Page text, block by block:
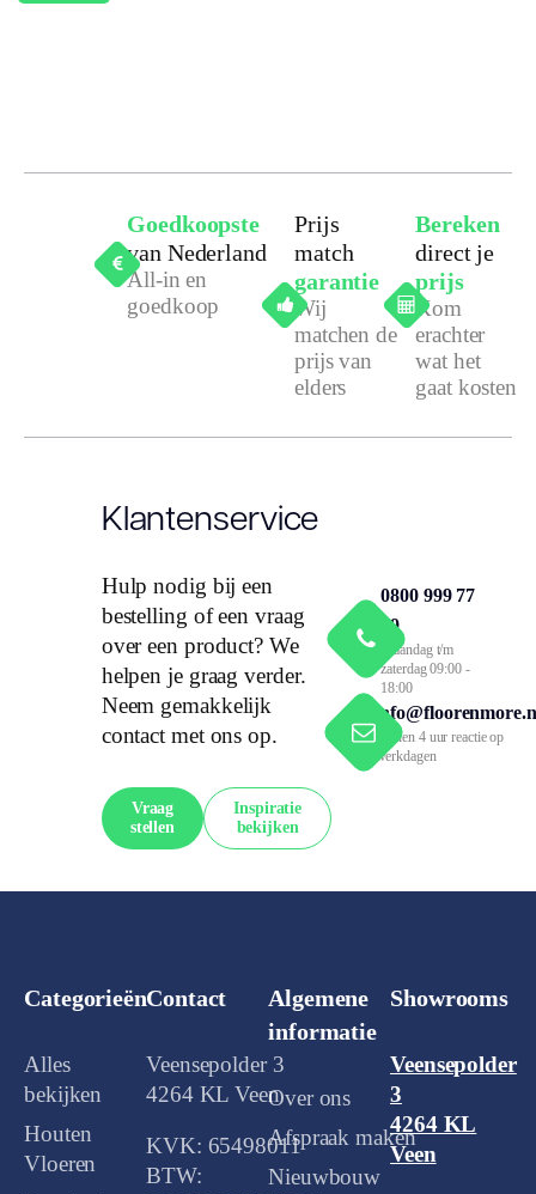
Goedkoopste
van Nederland
All-in en
goedkoop
Prijs
match
garantie
Wij
matchen de
prijs van
elders
Bereken
direct je
prijs
Kom
erachter
wat het
gaat kosten
Klantenservice
Hulp nodig bij een
bestelling of een vraag
over een product? We
helpen je graag verder.
Neem gemakkelijk
contact met ons op.
Vraag
stellen
Inspiratie
bekijken
0800 999 77
79
Maandag t/m
zaterdag 09:00 -
18:00
Binnen 4 uur reactie op
werkdagen
Categorieën
Alles
bekijken
Houten
Vloeren
Contact
Veensepolder 3
4264 KL Veen
KVK: 65498011
BTW:
Algemene
informatie
Over ons
Afspraak maken
Nieuwbouw
Showrooms
Veensepolder
3
4264 KL
Veen